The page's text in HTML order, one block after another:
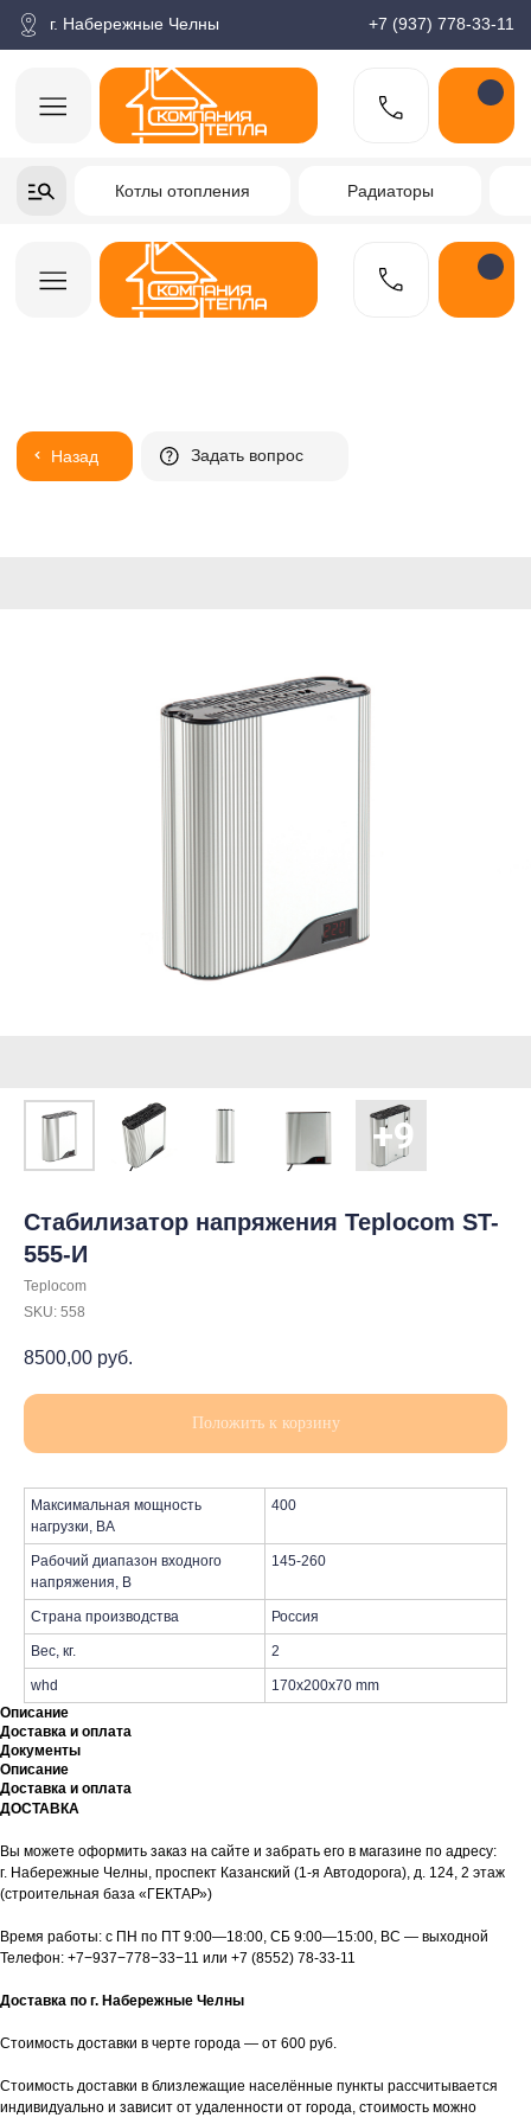
г. Набережные Челны
Котлы отопления Радиаторы Водонагреватели
+7-937-778-33-11
Стабилизатор напряжения Teplocom ST-
555-И
Teplocom
SKU: 558
8500,00 руб.
Положить к корзину
Максимальная мощность
нагрузки, ВА
400
Рабочий диапазон входного
напряжения, В
145-260
Страна производства Россия
Вес, кг. 2
whd
170x200x70 mm
Описание
Доставка и оплата
Документы
Описание
Доставка и оплата
ДОСТАВКА
Вы можете оформить заказ на сайте и забрать его в магазине по адресу:
г. Набережные Челны, проспект Казанский (1-я Автодорога), д. 124, 2 этаж
(строительная база «ГЕКТАР»)
Время работы: с ПН по ПТ 9:00—18:00, СБ 9:00—15:00, ВС — выходной
Телефон: +7−937−778−33−11 или +7 (8552) 78-33-11
Доставка по г. Набережные Челны
Стоимость доставки в черте города — от 600 руб.
Стоимость доставки в близлежащие населённые пункты рассчитывается
индивидуально и зависит от удаленности от города, стоимость можно